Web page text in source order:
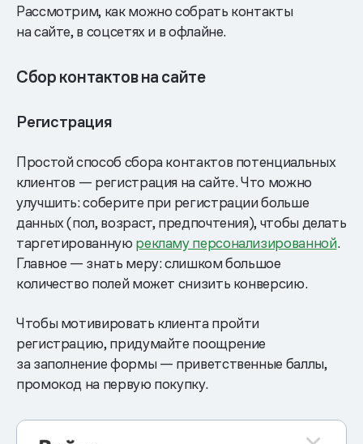
Рассмотрим, как можно собрать контакты
на сайте, в соцсетях и в офлайне.
Сбор контактов на сайте
Регистрация
Простой способ сбора контактов потенциальных
клиентов — регистрация на сайте. Что можно
улучшить: соберите при регистрации больше
данных (пол, возраст, предпочтения), чтобы делать
таргетированную рекламу персонализированной.
Главное — знать меру: слишком большое
количество полей может снизить конверсию.
Чтобы мотивировать клиента пройти
регистрацию, придумайте поощрение
за заполнение формы — приветственные баллы,
промокод на первую покупку.